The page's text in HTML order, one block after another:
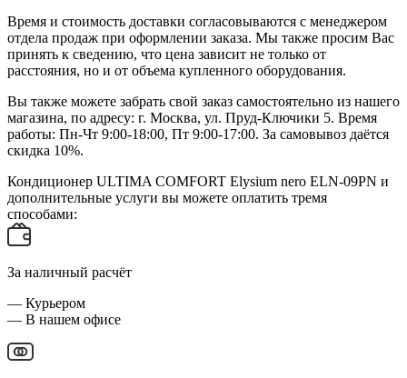
Время и стоимость доставки согласовываются с менеджером
отдела продаж при оформлении заказа. Мы также просим Вас
принять к сведению, что цена зависит не только от
расстояния, но и от объема купленного оборудования.
Вы также можете забрать свой заказ самостоятельно из нашего
магазина, по адресу: г. Москва, ул. Пруд-Ключики 5. Время
работы: Пн-Чт 9:00-18:00, Пт 9:00-17:00. За самовывоз даётся
скидка 10%.
Кондиционер ULTIMA COMFORT Elysium nero ELN-09PN и
дополнительные услуги вы можете оплатить тремя
способами:
За наличный расчёт
— Курьером
— В нашем офисе